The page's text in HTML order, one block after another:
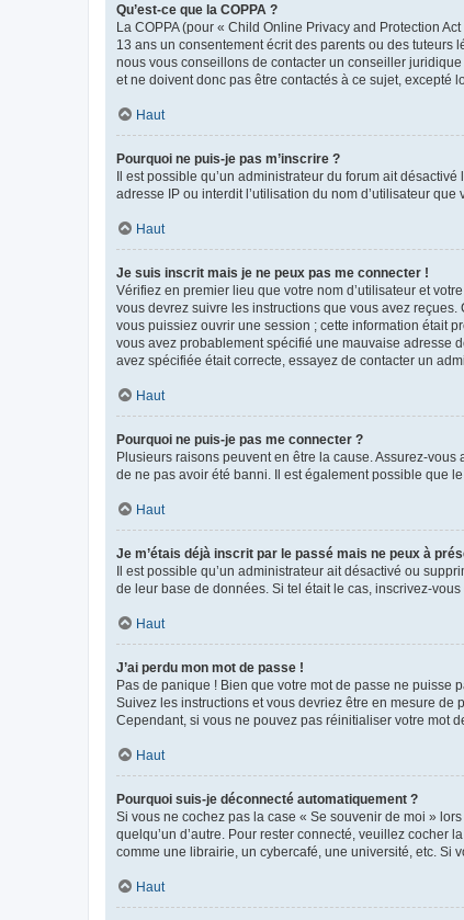
Qu’est-ce que la COPPA ?
La COPPA (pour « Child Online Privacy and Protection
13 ans un consentement écrit des parents ou des tuteurs
nous vous conseillons de contacter un conseiller
et ne doivent donc pas être contactés à ce sujet, excepté
Haut
Pourquoi ne puis-je pas m’inscrire ?
Il est possible qu’un administrateur du forum ait
adresse IP ou interdit l’utilisation du nom d’utilisateur
Haut
Je suis inscrit mais je ne peux pas me connecter !
Vérifiez en premier lieu que votre nom d’utilisateur et
vous devrez suivre les instructions que vous avez
vous puissiez ouvrir une session ; cette information était
vous avez probablement spécifié une mauvaise adresse
avez spécifiée était correcte, essayez de contacter un
Haut
Pourquoi ne puis-je pas me connecter ?
Plusieurs raisons peuvent en être la cause. Assurez-
de ne pas avoir été banni. Il est également possible que
Haut
Je m’étais déjà inscrit par le passé mais ne peux à
Il est possible qu’un administrateur ait désactivé ou
de leur base de données. Si tel était le cas, inscrivez-
Haut
J’ai perdu mon mot de passe !
Pas de panique ! Bien que votre mot de passe ne puisse
Suivez les instructions et vous devriez être en mesure de
Cependant, si vous ne pouvez pas réinitialiser votre mot
Haut
Pourquoi suis-je déconnecté automatiquement ?
Si vous ne cochez pas la case « Se souvenir de moi »
quelqu’un d’autre. Pour rester connecté, veuillez cocher
comme une librairie, un cybercafé, une université, etc. Si
Haut